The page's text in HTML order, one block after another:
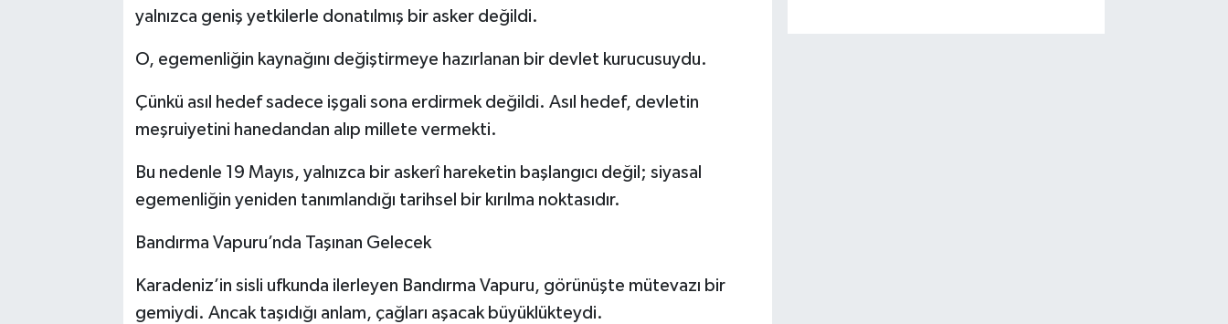
yalnızca geniş yetkilerle donatılmış bir asker değildi.
O, egemenliğin kaynağını değiştirmeye hazırlanan bir devlet kurucusuydu.
Çünkü asıl hedef sadece işgali sona erdirmek değildi. Asıl hedef, devletin
meşruiyetini hanedandan alıp millete vermekti.
Bu nedenle 19 Mayıs, yalnızca bir askerî hareketin başlangıcı değil; siyasal
egemenliğin yeniden tanımlandığı tarihsel bir kırılma noktasıdır.
Bandırma Vapuru’nda Taşınan Gelecek
Karadeniz’in sisli ufkunda ilerleyen Bandırma Vapuru, görünüşte mütevazı bir
gemiydi. Ancak taşıdığı anlam, çağları aşacak büyüklükteydi.